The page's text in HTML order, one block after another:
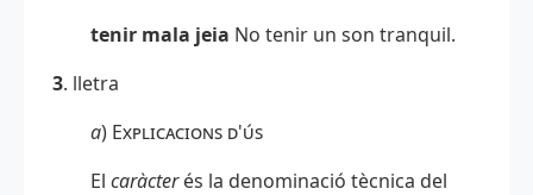
tenir mala jeia No tenir un son tranquil.
3. lletra
a) Explicacions d'ús
El caràcterés la denominació tècnica del